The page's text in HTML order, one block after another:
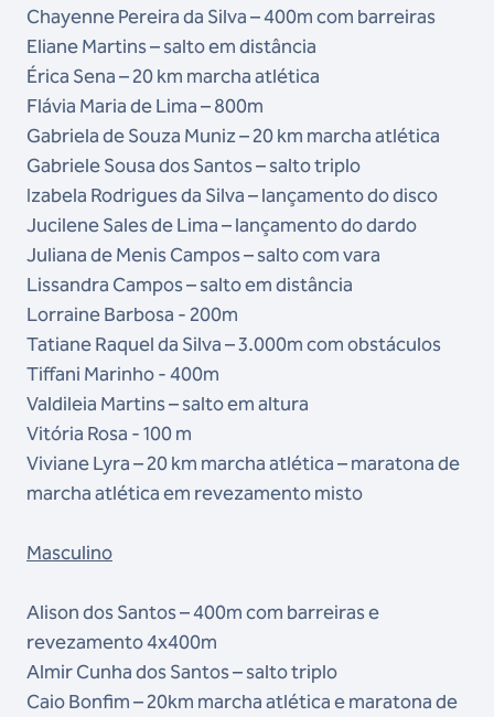
Chayenne Pereira da Silva – 400m com barreiras
Eliane Martins – salto em distância
Érica Sena – 20 km marcha atlética
Flávia Maria de Lima – 800m
Gabriela de Souza Muniz – 20 km marcha atlética
Gabriele Sousa dos Santos – salto triplo
Izabela Rodrigues da Silva – lançamento do disco
Jucilene Sales de Lima – lançamento do dardo
Juliana de Menis Campos – salto com vara
Lissandra Campos – salto em distância
Lorraine Barbosa - 200m
Tatiane Raquel da Silva – 3.000m com obstáculos
Tiffani Marinho - 400m
Valdileia Martins – salto em altura
Vitória Rosa - 100 m
Viviane Lyra – 20 km marcha atlética – maratona de
marcha atlética em revezamento misto
Masculino
Alison dos Santos – 400m com barreiras e
revezamento 4x400m
Almir Cunha dos Santos – salto triplo
Caio Bonfim – 20km marcha atlética e maratona de